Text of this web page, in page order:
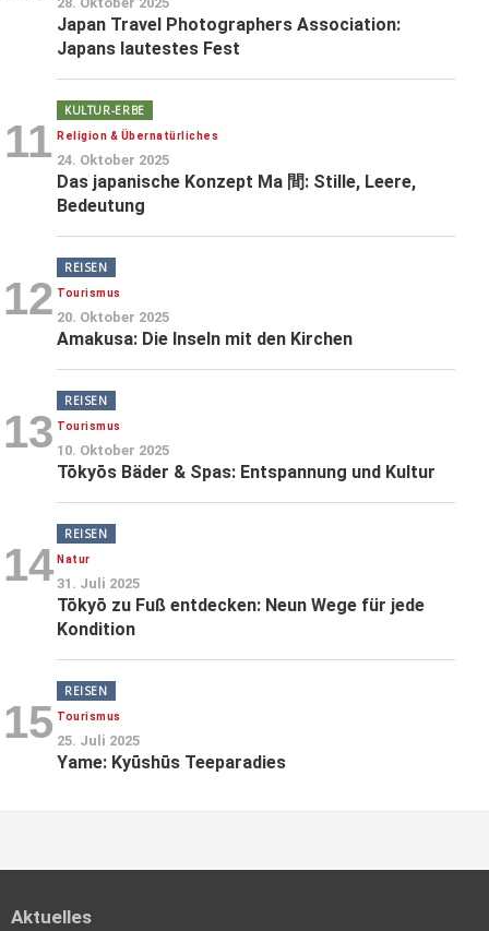
Japan Travel Photographers Association:
Japans lautestes Fest
11
KULTUR-ERBE
Religion & Übernatürliches
24. Oktober 2025
Das japanische Konzept Ma 間: Stille, Leere,
Bedeutung
12
REISEN
Tourismus
20. Oktober 2025
Amakusa: Die Inseln mit den Kirchen
13
REISEN
Tourismus
10. Oktober 2025
Tōkyōs Bäder & Spas: Entspannung und Kultur
14
REISEN
Natur
31. Juli 2025
Tōkyō zu Fuß entdecken: Neun Wege für jede
Kondition
15
REISEN
Tourismus
25. Juli 2025
Yame: Kyūshūs Teeparadies
Aktuelles